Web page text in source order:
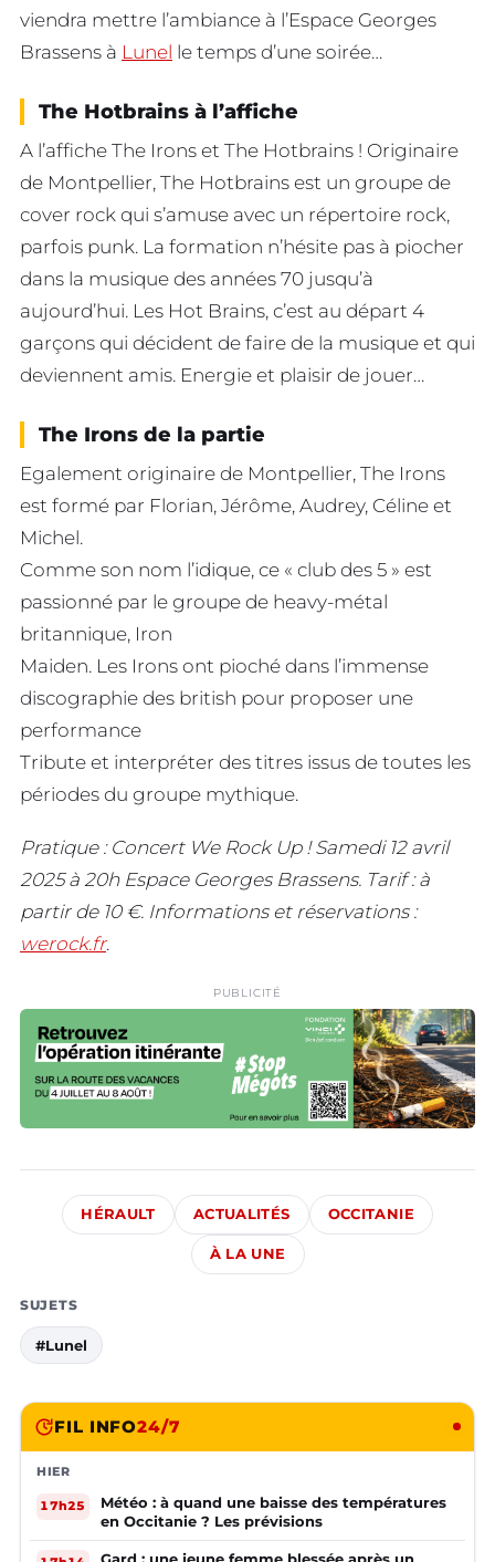
viendra mettre l’ambiance à l’Espace Georges
Brassens à Lunel le temps d’une soirée…
The Hotbrains à l’affiche
A l’affiche The Irons et The Hotbrains ! Originaire
de Montpellier, The Hotbrains est un groupe de
cover rock qui s’amuse avec un répertoire rock,
parfois punk. La formation n’hésite pas à piocher
dans la musique des années 70 jusqu’à
aujourd’hui. Les Hot Brains, c’est au départ 4
garçons qui décident de faire de la musique et qui
deviennent amis. Energie et plaisir de jouer…
The Irons de la partie
Egalement originaire de Montpellier, The Irons
est formé par Florian, Jérôme, Audrey, Céline et
Michel.
Comme son nom l’idique, ce « club des 5 » est
passionné par le groupe de heavy-métal
britannique, Iron
Maiden. Les Irons ont pioché dans l’immense
discographie des british pour proposer une
performance
Tribute et interpréter des titres issus de toutes les
périodes du groupe mythique.
Pratique : Concert We Rock Up ! Samedi 12 avril
2025 à 20h Espace Georges Brassens. Tarif : à
partir de 10 €. Informations et réservations :
werock.fr.
PUBLICITÉ
HÉRAULT ACTUALITÉS OCCITANIE
À LA UNE
SUJETS
#Lunel
FIL INFO24/7
HIER
17h25
Météo : à quand une baisse des températures
en Occitanie ? Les prévisions
Gard : une jeune femme blessée après un